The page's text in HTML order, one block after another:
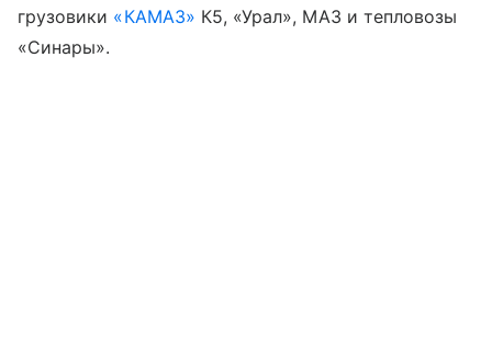
грузовики «КАМАЗ» К5, «Урал», МАЗ и тепловозы
«Синары».